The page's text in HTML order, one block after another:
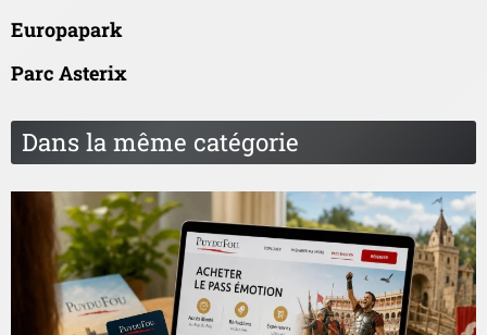
Europapark
Parc Asterix
Dans la même catégorie